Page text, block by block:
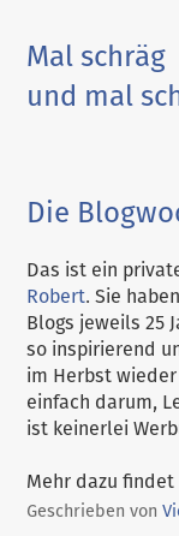
content
Mal schräg
und mal
Die
Das ist ein
Robert. Sie
Blogs jeweils 25
so inspirierend
im Herbst
einfach darum,
ist keinerlei
Mehr dazu
Geschrieben von